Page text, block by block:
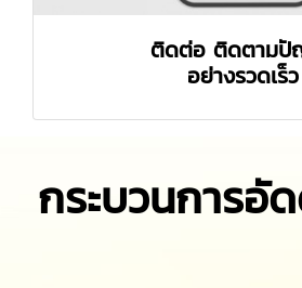
ติดต่อ ติดตามปั
อย่างรวดเร็ว
กระบวนการอั